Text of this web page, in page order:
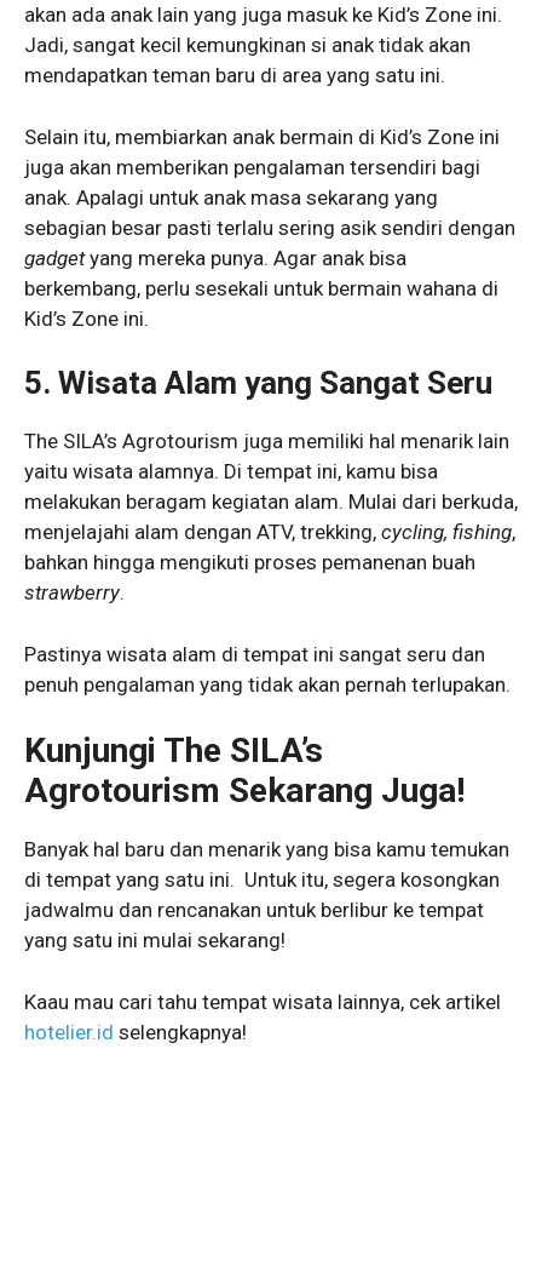
akan ada anak lain yang juga masuk ke Kid’s Zone ini.
Jadi, sangat kecil kemungkinan si anak tidak akan
mendapatkan teman baru di area yang satu ini.
Selain itu, membiarkan anak bermain di Kid’s Zone ini
juga akan memberikan pengalaman tersendiri bagi
anak. Apalagi untuk anak masa sekarang yang
sebagian besar pasti terlalu sering asik sendiri dengan
gadgetyang mereka punya. Agar anak bisa
berkembang, perlu sesekali untuk bermain wahana di
Kid’s Zone ini.
5. Wisata Alam yang Sangat Seru
The SILA’s Agrotourism juga memiliki hal menarik lain
yaitu wisata alamnya. Di tempat ini, kamu bisa
melakukan beragam kegiatan alam. Mulai dari berkuda,
menjelajahi alam dengan ATV, trekking, cycling, fishing,
bahkan hingga mengikuti proses pemanenan buah
strawberry.
Pastinya wisata alam di tempat ini sangat seru dan
penuh pengalaman yang tidak akan pernah terlupakan.
Kunjungi The SILA’s
Agrotourism Sekarang Juga!
Banyak hal baru dan menarik yang bisa kamu temukan
di tempat yang satu ini. Untuk itu, segera kosongkan
jadwalmu dan rencanakan untuk berlibur ke tempat
yang satu ini mulai sekarang!
Kaau mau cari tahu tempat wisata lainnya, cek artikel
hotelier.id selengkapnya!